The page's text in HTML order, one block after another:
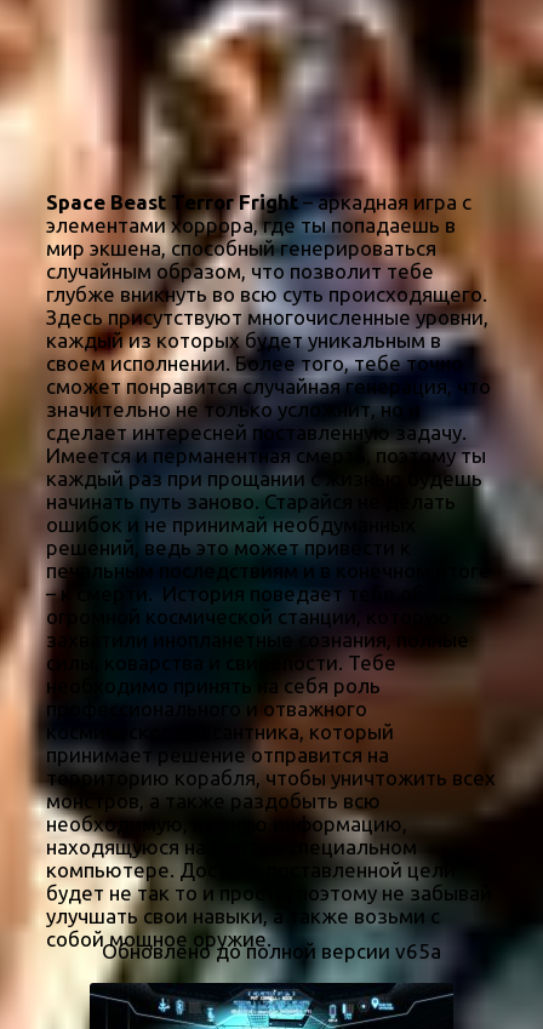
Space Beast Terror Fright – аркадная игра с
элементами хоррора, где ты попадаешь в
мир экшена, способный генерироваться
случайным образом, что позволит тебе
глубже вникнуть во всю суть происходящего.
Здесь присутствуют многочисленные уровни,
каждый из которых будет уникальным в
своем исполнении. Более того, тебе точно
сможет понравится случайная генерация, что
значительно не только усложнит, но и
сделает интересней поставленную задачу.
Имеется и перманентная смерть, поэтому ты
каждый раз при прощании с жизнью будешь
начинать путь заново. Старайся не делать
ошибок и не принимай необдуманных
решений, ведь это может привести к
печальным последствиям и в конечном итоге
– к смерти. История поведает тебе об
огромной космической станции, которую
захватили инопланетные сознания, полные
силы, коварства и свирепости. Тебе
необходимо принять на себя роль
профессионального и отважного
космического десантника, который
принимает решение отправится на
территорию корабля, чтобы уничтожить всех
монстров, а также раздобыть всю
необходимую, важную информацию,
находящуюся на борту в специальном
компьютере. Достичь поставленной цели
будет не так то и просто, поэтому не забывай
улучшать свои навыки, а также возьми с
собой мощное оружие.
Обновлено до полной версии v65a